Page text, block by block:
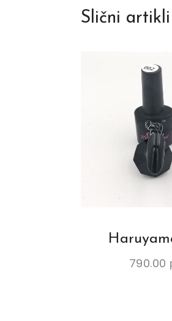
Slični artikli
790.00